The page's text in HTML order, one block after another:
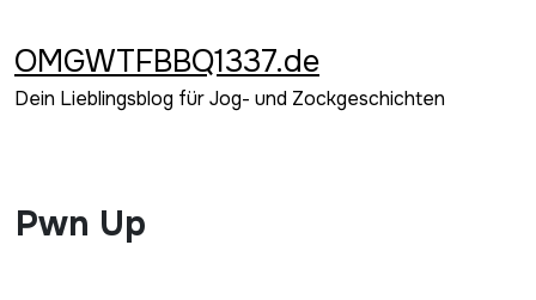
springen
OMGWTFBBQ1337.de
Dein Lieblingsblog für Jog- und Zockgeschichten
Pwn Up